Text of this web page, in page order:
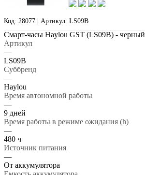
Код: 28077 | Артикул: LS09B
Смарт-часы Haylou GST (LS09B) - черный
Артикул
—
LS09B
Суббренд
—
Haylou
Время автономной работы
—
9 дней
Время работы в режиме ожидания (h)
—
480 ч
Источник питания
—
От аккумулятора